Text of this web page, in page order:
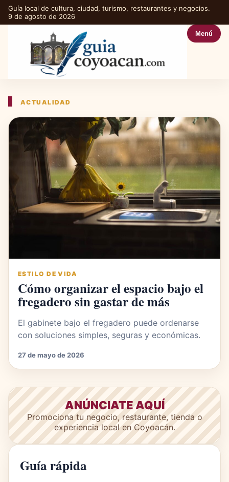
Guía local de cultura, ciudad, turismo, restaurantes y negocios.
9 de agosto de 2026
Menú
ACTUALIDAD
ESTILO DE VIDA
Cómo organizar el espacio bajo el
fregadero sin gastar de más
El gabinete bajo el fregadero puede ordenarse
con soluciones simples, seguras y económicas.
27 de mayo de 2026
ANÚNCIATE AQUÍ
Promociona tu negocio, restaurante, tienda o
experiencia local en Coyoacán.
Guía rápida